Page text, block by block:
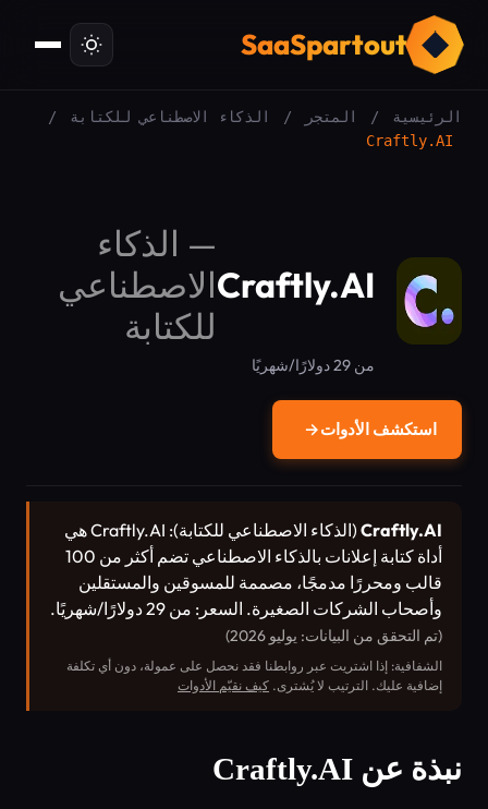
SaaSpartout
الرئيسية / المتجر / الذكاء الاصطناعي للكتابة
/
Craftly.AI
Craftly.AI
— الذكاء
الاصطناعي
للكتابة
من 29 دولارًا/شهريًا
استكشف الأدوات→
Craftly.AI
(الذكاء الاصطناعي للكتابة): Craftly.AI هي
أداة كتابة إعلانات بالذكاء الاصطناعي تضم أكثر من 100
قالب ومحررًا مدمجًا، مصممة للمسوقين والمستقلين
وأصحاب الشركات الصغيرة. السعر: من 29 دولارًا/شهريًا.
(تم التحقق من البيانات: يوليو 2026)
الشفافية: إذا اشتريت عبر روابطنا فقد نحصل على عمولة، دون أي تكلفة
إضافية عليك. الترتيب لا يُشترى. كيف نقيّم الأدوات
نبذة عن Craftly.AI